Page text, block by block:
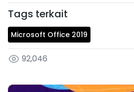
Tags terkait
Microsoft Office 2019
92,046